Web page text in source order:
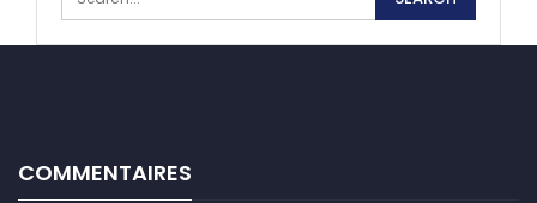
COMMENTAIRES